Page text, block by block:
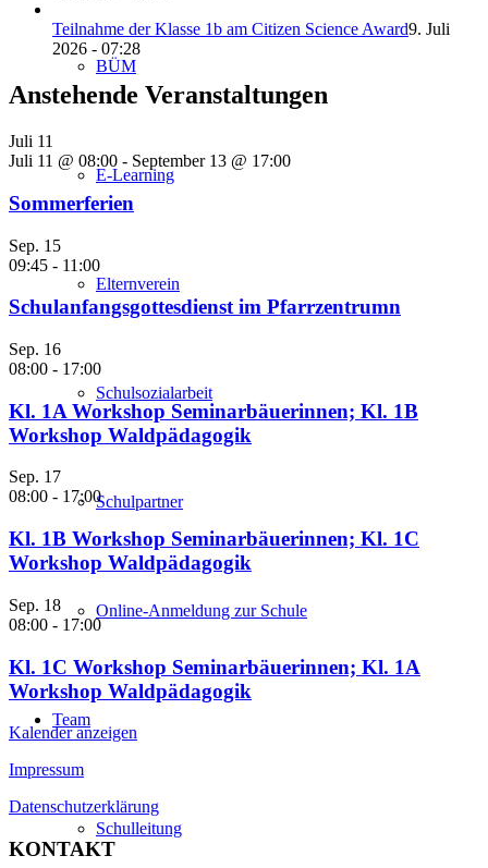
BÜM
E-Learning
Elternverein
Schulsozialarbeit
Schulpartner
Online-Anmeldung zur Schule
Team
Schulleitung
Teilnahme der Klasse 1b am Citizen Science Award9. Juli
2026 - 07:28
Anstehende Veranstaltungen
Juli 11
Juli 11 @ 08:00 - September 13 @ 17:00
Sommerferien
Sep. 15
09:45 - 11:00
Schulanfangsgottesdienst im Pfarrzentrumn
Sep. 16
08:00 - 17:00
Kl. 1A Workshop Seminarbäuerinnen; Kl. 1B
Workshop Waldpädagogik
Sep. 17
08:00 - 17:00
Kl. 1B Workshop Seminarbäuerinnen; Kl. 1C
Workshop Waldpädagogik
Sep. 18
08:00 - 17:00
Kl. 1C Workshop Seminarbäuerinnen; Kl. 1A
Workshop Waldpädagogik
Kalender anzeigen
Impressum
Datenschutzerklärung
KONTAKT